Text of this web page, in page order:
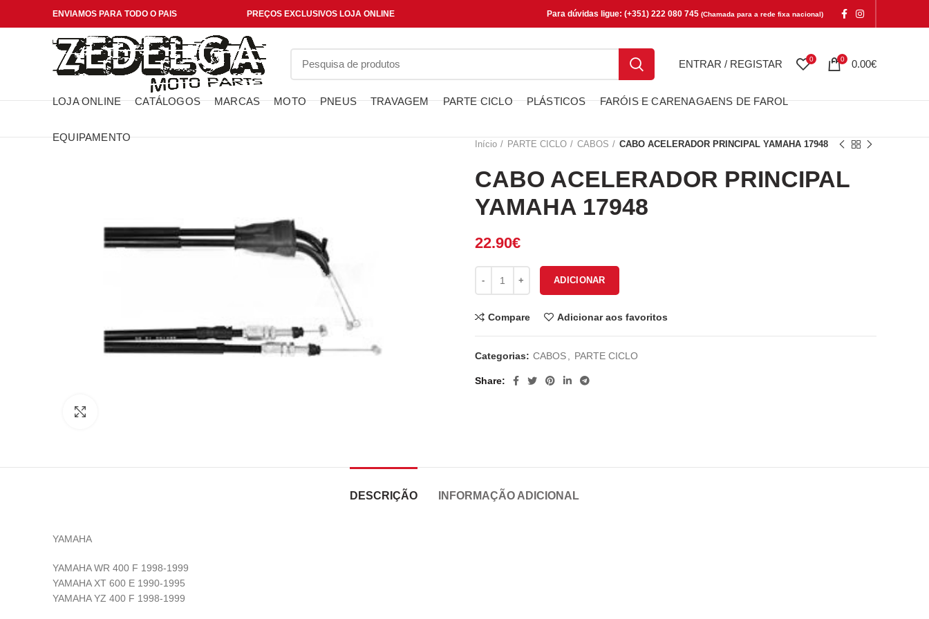
ENVIAMOS PARA TODO O PAIS PREÇOS EXCLUSIVOS LOJA ONLINE Para dúvidas ligue: (+351) 222 080 745 (Chamada para a rede fixa nacional)
ENTRAR / REGISTAR 0 0 0.00€
LOJA ONLINE CATÁLOGOS MARCAS MOTO PNEUS TRAVAGEM PARTE CICLO PLÁSTICOS FARÓIS E CARENAGAENS DE FAROL
EQUIPAMENTO
Início PARTE CICLO CABOS CABO ACELERADOR PRINCIPAL YAMAHA 17948
CABO ACELERADOR PRINCIPAL
YAMAHA 17948
22.90€
ADICIONAR
Compare Adicionar aos favoritos
Categorias: CABOS PARTE CICLO
Share
DESCRIÇÃO INFORMAÇÃO ADICIONAL
YAMAHA
YAMAHA WR 400 F 1998-1999
YAMAHA XT 600 E 1990-1995
YAMAHA YZ 400 F 1998-1999